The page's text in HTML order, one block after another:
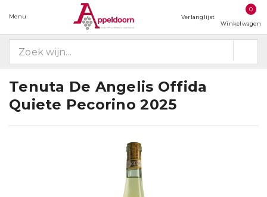
Menu Verlanglijst
0
Winkelwagen
Tenuta De Angelis Offida
Quiete Pecorino 2025